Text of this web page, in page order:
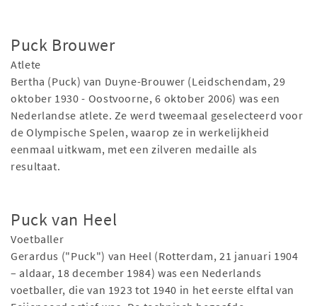
Puck Brouwer
Atlete
Bertha (Puck) van Duyne-Brouwer (Leidschendam, 29
oktober 1930 - Oostvoorne, 6 oktober 2006) was een
Nederlandse atlete. Ze werd tweemaal geselecteerd voor
de Olympische Spelen, waarop ze in werkelijkheid
eenmaal uitkwam, met een zilveren medaille als
resultaat.
Puck van Heel
Voetballer
Gerardus ("Puck") van Heel (Rotterdam, 21 januari 1904
– aldaar, 18 december 1984) was een Nederlands
voetballer, die van 1923 tot 1940 in het eerste elftal van